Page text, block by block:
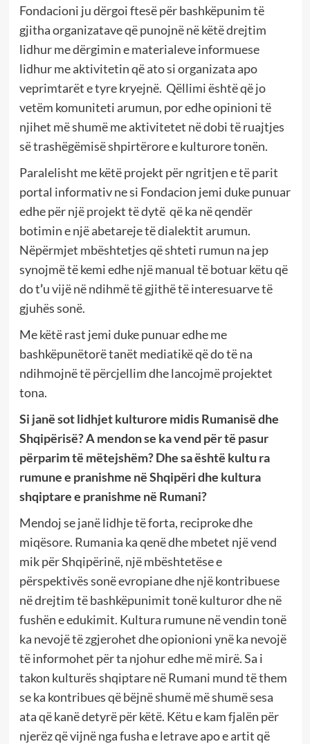
Fondacioni ju dërgoi ftesë për bashkëpunim të
gjitha organizatave që punojnë në këtë drejtim
lidhur me dërgimin e materialeve informuese
lidhur me aktivitetin që ato si organizata apo
veprimtarët e tyre kryejnë. Qëllimi është që jo
vetëm komuniteti arumun, por edhe opinioni të
njihet më shumë me aktivitetet në dobi të ruajtjes
së trashëgëmisë shpirtërore e kulturore tonën.
Paralelisht me këtë projekt për ngritjen e të parit
portal informativ ne si Fondacion jemi duke punuar
edhe për një projekt të dytë që ka në qendër
botimin e një abetareje të dialektit arumun.
Nëpërmjet mbështetjes që shteti rumun na jep
synojmë të kemi edhe një manual të botuar këtu që
do t’u vijë në ndihmë të gjithë të interesuarve të
gjuhës sonë.
Me këtë rast jemi duke punuar edhe me
bashkëpunëtorë tanët mediatikë që do të na
ndihmojnë të përcjellim dhe lancojmë projektet
tona.
Si janë sot lidhjet kulturore midis Rumanisë dhe
Shqipërisë? A mendon se ka vend për të pasur
përparim të mëtejshëm? Dhe sa është kultu ra
rumune e pranishme në Shqipëri dhe kultura
shqiptare e pranishme në Rumani?
Mendoj se janë lidhje të forta, reciproke dhe
miqësore. Rumania ka qenë dhe mbetet një vend
mik për Shqipërinë, një mbështetëse e
përspektivës sonë evropiane dhe një kontribuese
në drejtim të bashkëpunimit tonë kulturor dhe në
fushën e edukimit. Kultura rumune në vendin tonë
ka nevojë të zgjerohet dhe opionioni ynë ka nevojë
të informohet për ta njohur edhe më mirë. Sa i
takon kulturës shqiptare në Rumani mund të them
se ka kontribues që bëjnë shumë më shumë sesa
ata që kanë detyrë për këtë. Këtu e kam fjalën për
njerëz që vijnë nga fusha e letrave apo e artit që